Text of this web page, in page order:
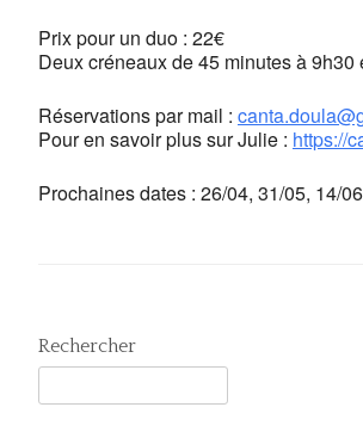
Prix pour un duo : 22€
Deux créneaux de 45 minutes à 9h30
Réservations par mail :
Pour en savoir plus sur Julie : https://
Prochaines dates : 26/04, 31/05, 14/
Rechercher